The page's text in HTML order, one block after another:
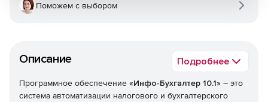
Описание Подробнее
Программное обеспечение «Инфо-Бухгалтер 10.1» – это
система автоматизации налогового и бухгалтерского
Поможем с выбором